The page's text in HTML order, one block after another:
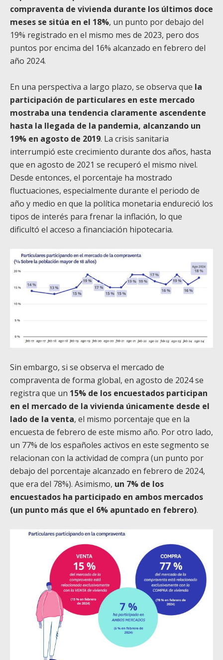
compraventa de vivienda durante los últimos doce
meses se sitúa en el 18%, un punto por debajo del
19% registrado en el mismo mes de 2023, pero dos
puntos por encima del 16% alcanzado en febrero del
año 2024.
En una perspectiva a largo plazo, se observa que la
participación de particulares en este mercado
mostraba una tendencia claramente ascendente
hasta la llegada de la pandemia, alcanzando un
19% en agosto de 2019. La crisis sanitaria
interrumpió este crecimiento durante dos años, hasta
que en agosto de 2021 se recuperó el mismo nivel.
Desde entonces, el porcentaje ha mostrado
fluctuaciones, especialmente durante el periodo de
año y medio en que la política monetaria endureció los
tipos de interés para frenar la inflación, lo que
dificultó el acceso a financiación hipotecaria.
Sin embargo, si se observa el mercado de
compraventa de forma global, en agosto de 2024 se
registra que un 15% de los encuestados participan
en el mercado de la vivienda únicamente desde el
lado de la venta, el mismo porcentaje que en la
encuesta de febrero de este mismo año. Por otro lado,
un 77% de los españoles activos en este segmento se
relacionan con la actividad de compra (un punto por
debajo del porcentaje alcanzado en febrero de 2024,
que era del 78%). Asimismo, un 7% de los
encuestados ha participado en ambos mercados
(un punto más que el 6% apuntado en febrero).